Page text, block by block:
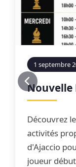
1 septembre
Nouvelle
Découvrez
activités
d'Ajaccio
joueur